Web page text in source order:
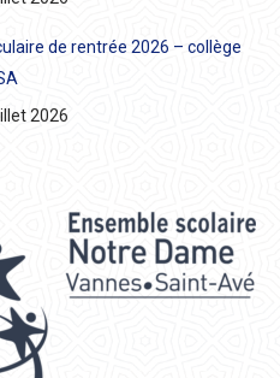
de rentrée 2026 – collège
2026